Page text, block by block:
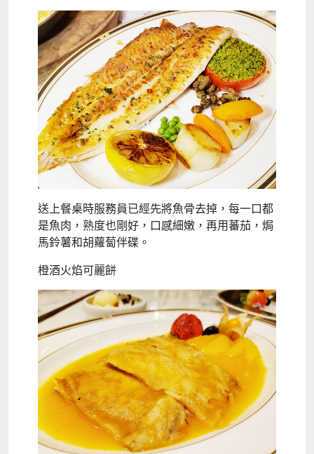
送上餐桌時服務員已經先將魚骨去掉，每一口都
是魚肉，熟度也剛好，口感細嫩，再用蕃茄，焗
馬鈴薯和胡蘿蔔伴碟。
橙酒火焰可麗餅